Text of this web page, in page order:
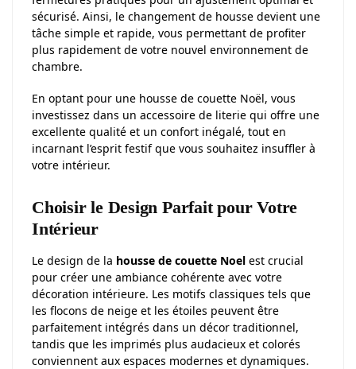
sécurisé. Ainsi, le changement de housse devient une
tâche simple et rapide, vous permettant de profiter
plus rapidement de votre nouvel environnement de
chambre.
En optant pour une housse de couette Noël, vous
investissez dans un accessoire de literie qui offre une
excellente qualité et un confort inégalé, tout en
incarnant l’esprit festif que vous souhaitez insuffler à
votre intérieur.
Choisir le Design Parfait pour Votre
Intérieur
Le design de la housse de couette Noel est crucial
pour créer une ambiance cohérente avec votre
décoration intérieure. Les motifs classiques tels que
les flocons de neige et les étoiles peuvent être
parfaitement intégrés dans un décor traditionnel,
tandis que les imprimés plus audacieux et colorés
conviennent aux espaces modernes et dynamiques.